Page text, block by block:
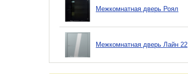
Межкомнатная дверь Роял
Межкомнатная дверь Лайн 22